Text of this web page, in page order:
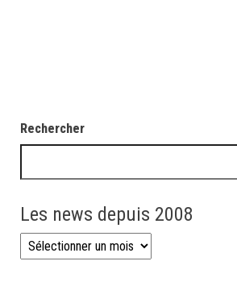
Rechercher
Les news depuis 2008
Les news depuis 2008